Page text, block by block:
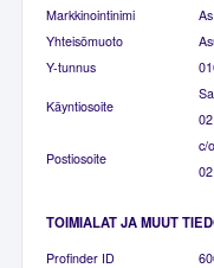
Markkinointinimi
Yhteisömuoto
Y-tunnus
Käyntiosoite
Postiosoite
c/
TOIMIALAT JA MUUT
Profinder ID